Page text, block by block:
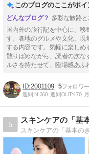
このブログのここがポイ
多彩な旅路
国内外の旅行記を中心に、
す。各地のグルメや文化、現
する内容です。気軽に楽しめ
散りばめながら、読者の次な
ルさを持たせて、臨場感あふ
2001109 5
週間IN:360 週間OUT:470
5
スキンケアの「基